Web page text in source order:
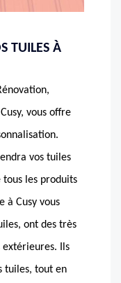
TUILES À
vous offre
vos tuiles
tous les produits
à Cusy vous
ont des très
extérieures. Ils
tuiles, tout en